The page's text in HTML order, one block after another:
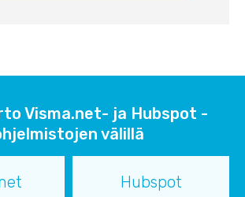
Visma.net- ja Hubspot -
välillä
Hubspot